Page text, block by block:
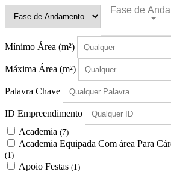
Fase de
Mínimo Área (m²)
Máxima Área (m²)
Palavra Chave
ID Empreendimento
Academia (7)
Academia Equipada Com área Para
(1)
Apoio Festas (1)